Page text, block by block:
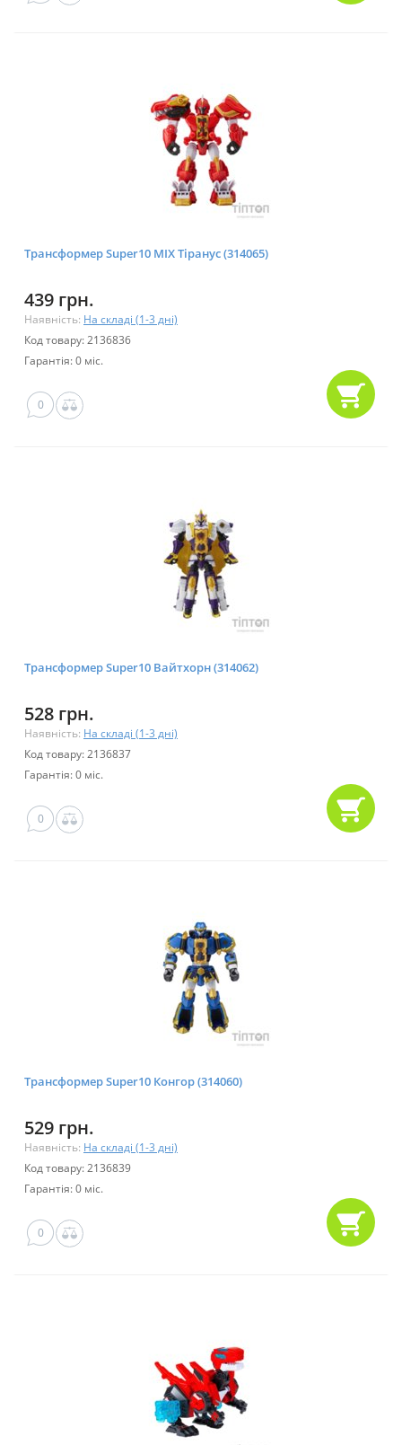
Трансформер Super10 MIX Тіранус (314065)
439 грн.
Наявність: На складі (1-3 дні)
Код товару: 2136836
Гарантія: 0 міс.
0
Трансформер Super10 Вайтхорн (314062)
528 грн.
Наявність: На складі (1-3 дні)
Код товару: 2136837
Гарантія: 0 міс.
0
Трансформер Super10 Конгор (314060)
529 грн.
Наявність: На складі (1-3 дні)
Код товару: 2136839
Гарантія: 0 міс.
0